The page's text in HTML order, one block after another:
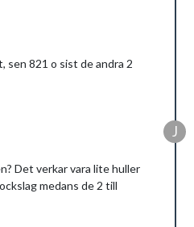
sen 821 o sist de andra 2
Det verkar vara lite huller
medans de 2 till
J